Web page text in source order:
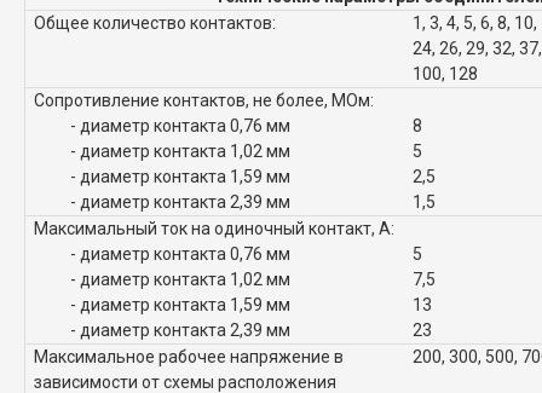
Общее количество контактов:
1, 3, 4, 5, 6, 8,
24, 26, 29, 32,
100, 128
Сопротивление контактов, не более, МОм:
- диаметр контакта 0,76 мм
- диаметр контакта 1,02 мм
- диаметр контакта 1,59 мм
- диаметр контакта 2,39 мм
8
5
2,5
1,5
Максимальный ток на одиночный контакт, А:
- диаметр контакта 0,76 мм
- диаметр контакта 1,02 мм
- диаметр контакта 1,59 мм
- диаметр контакта 2,39 мм
5
7,5
13
23
Максимальное рабочее напряжение в
зависимости от схемы расположения
200, 300, 500,